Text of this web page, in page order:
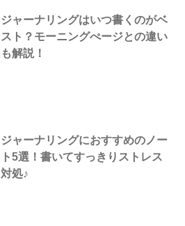
ジャーナリングはいつ書くのがベ
スト？モーニングぺージとの違い
も解説！
ジャーナリングにおすすめのノー
ト5選！書いてすっきりストレス
対処♪